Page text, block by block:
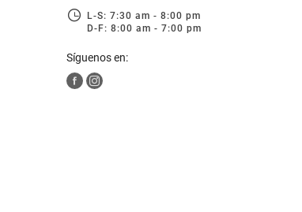
L-S: 7:30 am - 8:00 pm
D-F: 8:00 am - 7:00 pm
Síguenos en: